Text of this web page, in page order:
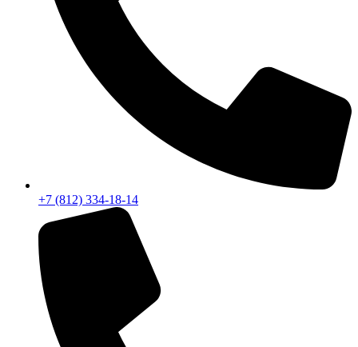
+7 (812) 334-18-14